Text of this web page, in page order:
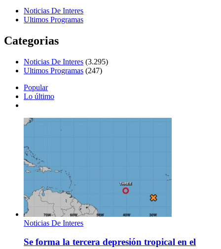
Noticias De Interes
Ultimos Programas
Categorias
Noticias De Interes (3.295)
Ultimos Programas (247)
Popular
Lo último
Noticias De Interes
Se forma la tercera depresión tropical en el